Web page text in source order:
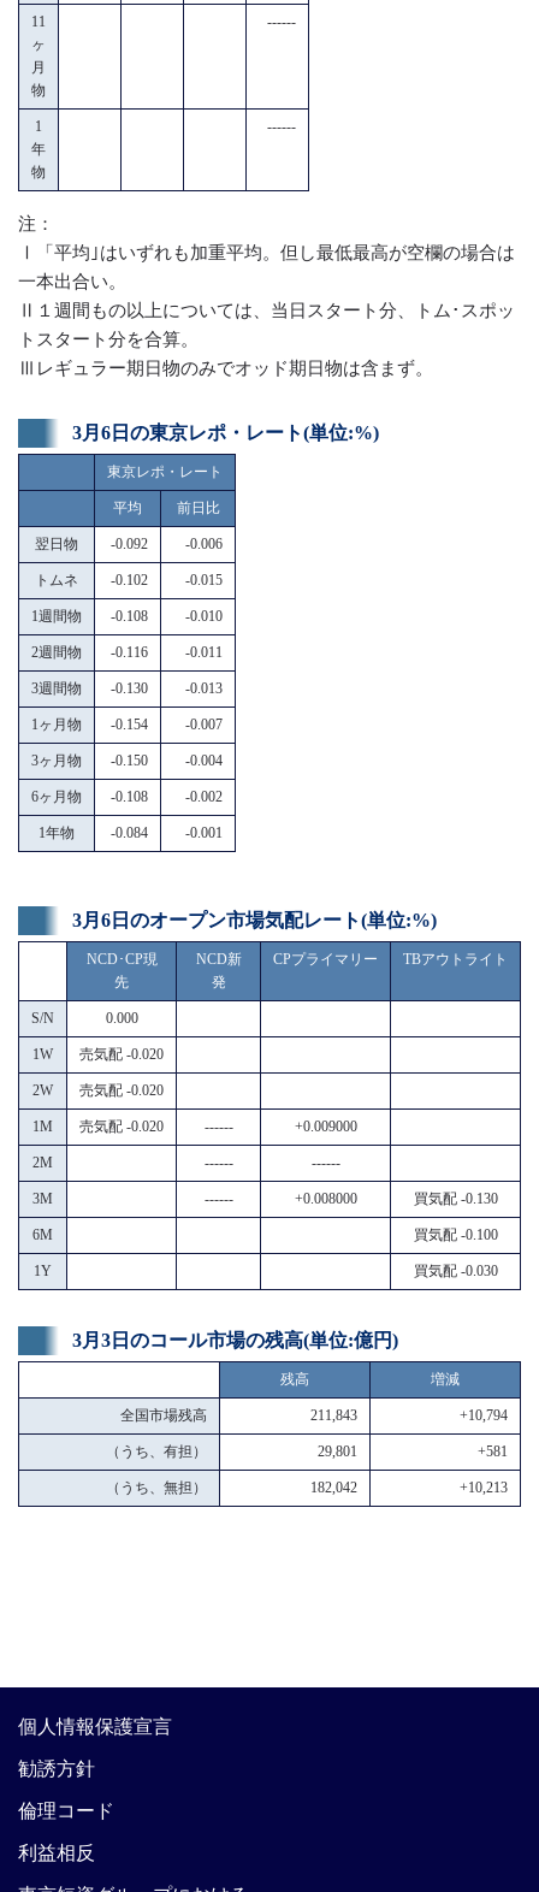
11
ヶ
月
物
------
1
年
物
------
注：
Ⅰ「平均｣はいずれも加重平均。但し最低最高が空欄の場合は
一本出合い。
Ⅱ１週間もの以上については、当日スタート分、トム･スポッ
トスタート分を合算。
Ⅲレギュラー期日物のみでオッド期日物は含まず。
3月6日の東京レポ・レート(単位:%)
東京レポ・レート
平均 前日比
翌日物 -0.092 -0.006
トムネ -0.102 -0.015
1週間物 -0.108 -0.010
2週間物 -0.116 -0.011
3週間物 -0.130 -0.013
1ヶ月物 -0.154 -0.007
3ヶ月物 -0.150 -0.004
6ヶ月物 -0.108 -0.002
1年物 -0.084 -0.001
3月6日のオープン市場気配レート(単位:%)
NCD･CP現
先
NCD新
発
CPプライマリー TBアウトライト
S/N 0.000
1W 売気配 -0.020
2W 売気配 -0.020
1M 売気配 -0.020 ------ +0.009000
2M ------ ------
3M ------ +0.008000 買気配 -0.130
6M 買気配 -0.100
1Y 買気配 -0.030
3月3日のコール市場の残高(単位:億円)
残高 増減
全国市場残高 211,843 +10,794
（うち、有担） 29,801 +581
（うち、無担） 182,042 +10,213
個人情報保護宣言
勧誘方針
倫理コード
利益相反